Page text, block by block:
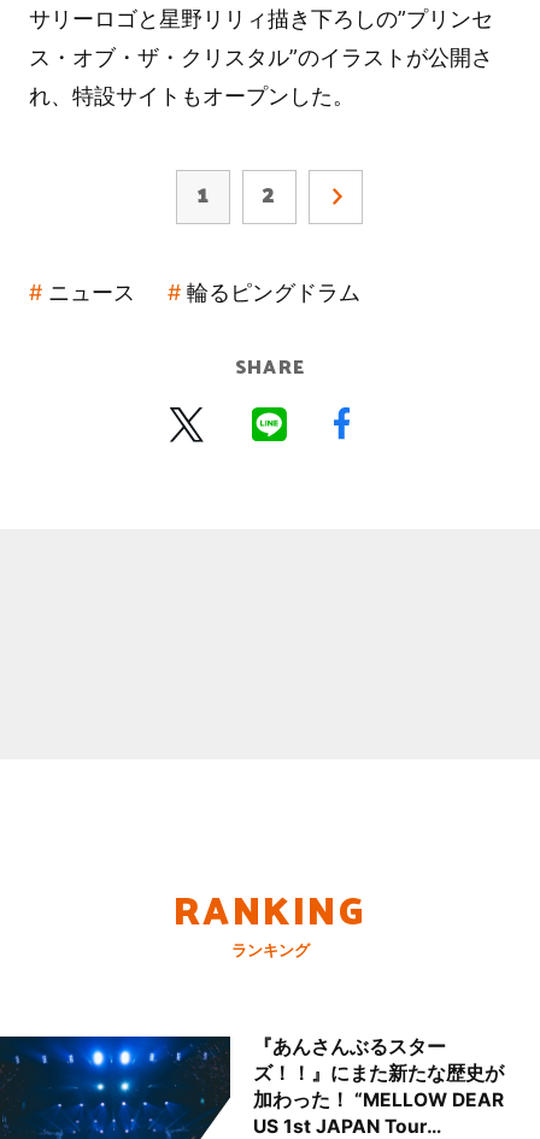
サリーロゴと星野リリィ描き下ろしの”プリンセ
ス・オブ・ザ・クリスタル”のイラストが公開さ
れ、特設サイトもオープンした。
1 2
ニュース 輪るピングドラム
SHARE
RANKING
ランキング
『あんさんぶるスター
ズ！！』にまた新たな歴史が
加わった！ “MELLOW DEAR
US 1st JAPAN Tour